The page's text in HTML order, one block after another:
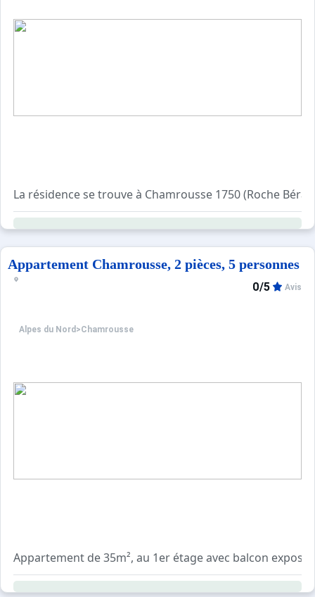
La résidence se trouve à Chamrousse 1750 (Roche
Copropriété à proximité des pistes, des commerces…
Résidence avec ascenseur de 5 étages et 30 logements.
Studio de 30m², au 5ème étage avec balcon exposé Sud
Salle de bains/WC
Appartement non fumeurs.
Animaux non admis.
Appartement Chamrousse, 2 pièces, 5 personnes
Alpes du Nord >Chamrousse
0/5 Avis
Appartement de 35m², au 1er étage avec balcon exposé
Moquette dans l'entrée.